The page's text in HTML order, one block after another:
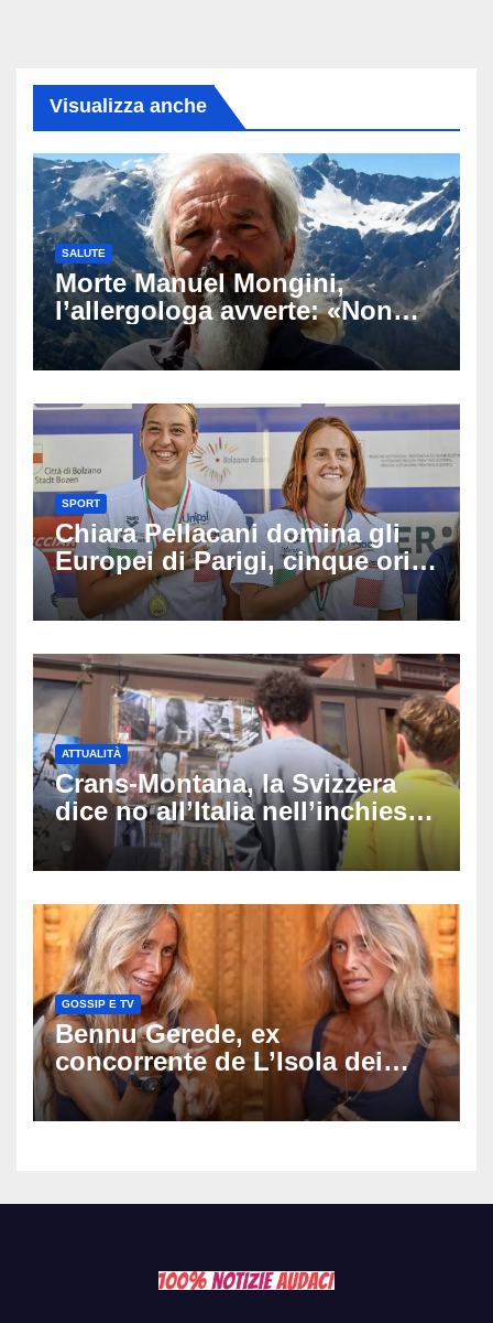
Visualizza anche
SALUTE
Morte Manuel Mongini,
l’allergologa avverte: «Non
aspettate di sapere se siete
allergici»
SPORT
Chiara Pellacani domina gli
Europei di Parigi, cinque ori
in cinque gare: ‘Nel sincro
siamo da medaglia olimpica’
ATTUALITÀ
Crans-Montana, la Svizzera
dice no all’Italia nell’inchiesta
sul rogo: respinta la richiesta
di costituirsi parte civile
GOSSIP E TV
Bennu Gerede, ex
concorrente de L’Isola dei
Famosi fermata dopo una
diretta: cosa ha mostrato e